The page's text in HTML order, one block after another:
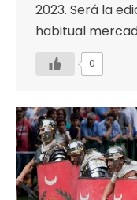
2023. Será la
habitual
0